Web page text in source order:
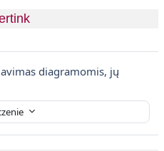
diagramomis, jų